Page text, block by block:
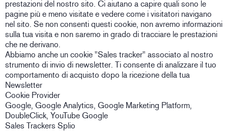
prestazioni del nostro sito. Ci aiutano a capire quali sono le
pagine più e meno visitate e vedere come i visitatori navigano
nel sito. Se non consenti questi cookie, non avremo informazioni
sulla tua visita e non saremo in grado di tracciare le prestazioni
che ne derivano.
Abbiamo anche un cookie "Sales tracker" associato al nostro
strumento di invio di newsletter. Ti consente di analizzare il tuo
comportamento di acquisto dopo la ricezione della tua
Newsletter
Cookie Provider
Google, Google Analytics, Google Marketing Platform,
DoubleClick, YouTube Google
Sales Trackers Splio